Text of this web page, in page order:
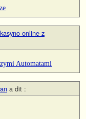
online z
Automatami
a dit :